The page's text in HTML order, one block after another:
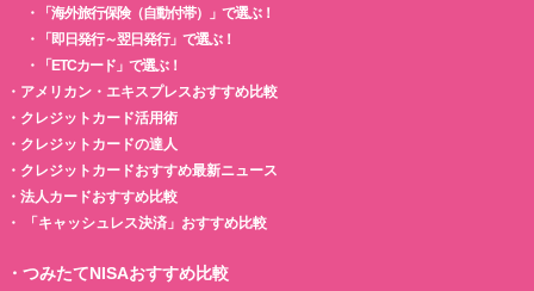
・
「海外旅行保険（自動付帯）」で選ぶ！
・
「即日発行～翌日発行」で選ぶ！
・
「ETCカード」で選ぶ！
・ アメリカン・エキスプレスおすすめ比較
・ クレジットカード活用術
・ クレジットカードの達人
・ クレジットカードおすすめ最新ニュース
・ 法人カードおすすめ比較
・
「キャッシュレス決済」おすすめ比較
・ つみたてNISAおすすめ比較